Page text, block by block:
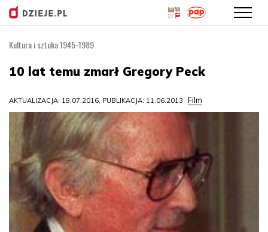
treści
Kultura i sztuka 1945-1989
10 lat temu zmarł Gregory Peck
AKTUALIZACJA: 18.07.2016, PUBLIKACJA: 11.06.2013 Film